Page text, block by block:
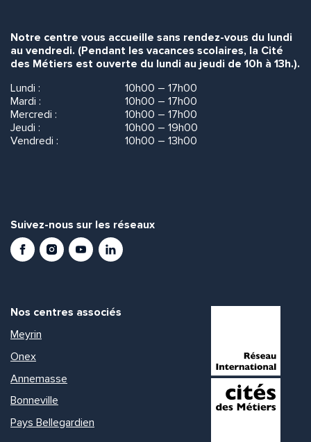
Notre centre vous accueille sans rendez-vous du lundi
au vendredi. (Pendant les vacances scolaires, la Cité
des Métiers est ouverte du lundi au jeudi de 10h à 13h.).
Lundi :
10h00 – 17h00
Mardi :
10h00 – 17h00
Mercredi :
10h00 – 17h00
Jeudi :
10h00 – 19h00
Vendredi :
10h00 – 13h00
Suivez-nous sur les réseaux
FacebookInstagramYoutubeLinkedIn
Nos centres associés
Meyrin
Onex
Annemasse
Bonneville
Pays Bellegardien